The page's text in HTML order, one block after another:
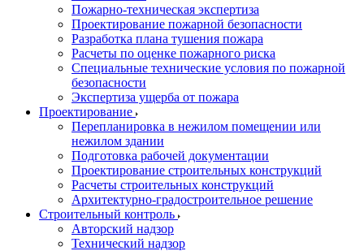
Пожарно-техническая экспертиза
Проектирование пожарной безопасности
Разработка плана тушения пожара
Расчеты по оценке пожарного риска
Специальные технические условия по пожарной
безопасности
Экспертиза ущерба от пожара
Проектирование
Перепланировка в нежилом помещении или
нежилом здании
Подготовка рабочей документации
Проектирование строительных конструкций
Расчеты строительных конструкций
Архитектурно-градостроительное решение
Строительный контроль
Авторский надзор
Технический надзор